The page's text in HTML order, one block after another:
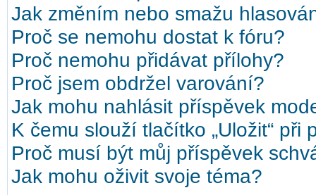
Jak změním nebo smažu
Proč se nemohu dostat k fóru?
Proč nemohu přidávat přílohy?
Proč jsem obdržel varování?
Jak mohu nahlásit příspěvek
K čemu slouží tlačítko „Uložit“ při
Proč musí být můj příspěvek
Jak mohu oživit svoje téma?